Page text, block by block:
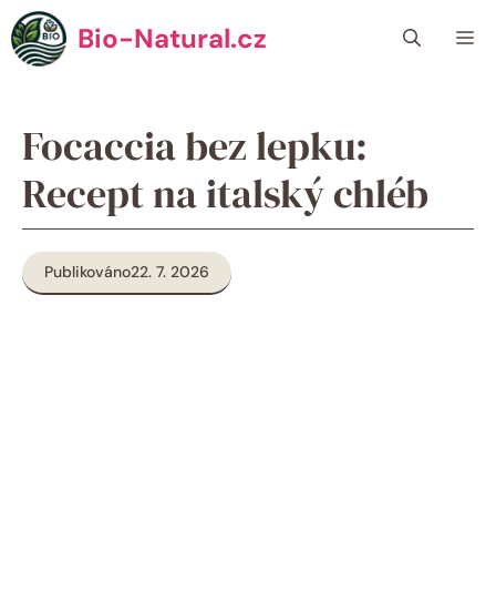
Přeskočit
na
obsah
Bio-Natural.cz
Focaccia bez lepku:
Recept na italský chléb
Publikováno22. 7. 2026